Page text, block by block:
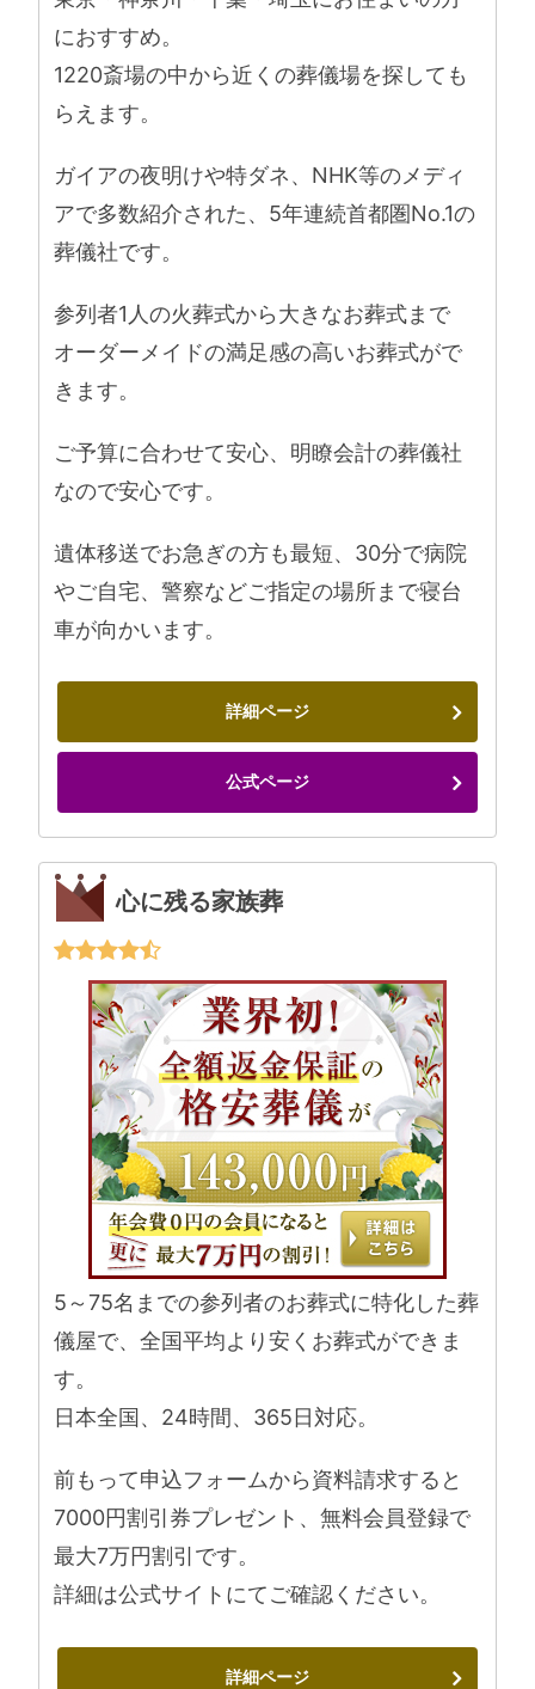
におすすめ。
1220斎場の中から近くの葬儀場を探しても
らえます。
ガイアの夜明けや特ダネ、NHK等のメディ
アで多数紹介された、5年連続首都圏No.1の
葬儀社です。
参列者1人の火葬式から大きなお葬式まで
オーダーメイドの満足感の高いお葬式がで
きます。
ご予算に合わせて安心、明瞭会計の葬儀社
なので安心です。
遺体移送でお急ぎの方も最短、30分で病院
やご自宅、警察などご指定の場所まで寝台
車が向かいます。
詳細ページ
公式ページ
心に残る家族葬
5～75名までの参列者のお葬式に特化した葬
儀屋で、全国平均より安くお葬式ができま
す。
日本全国、24時間、365日対応。
前もって申込フォームから資料請求すると
7000円割引券プレゼント、無料会員登録で
最大7万円割引です。
詳細は公式サイトにてご確認ください。
詳細ページ